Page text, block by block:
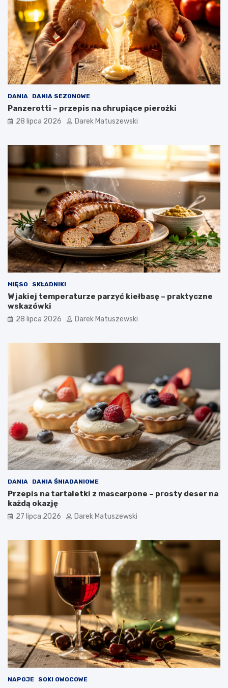
DANIA DANIA SEZONOWE
Panzerotti – przepis na chrupiące pierożki
28 lipca 2026 Darek Matuszewski
MIĘSO SKŁADNIKI
W jakiej temperaturze parzyć kiełbasę – praktyczne
wskazówki
28 lipca 2026 Darek Matuszewski
DANIA DANIA ŚNIADANIOWE
Przepis na tartaletki z mascarpone – prosty deser na
każdą okazję
27 lipca 2026 Darek Matuszewski
NAPOJE SOKI OWOCOWE